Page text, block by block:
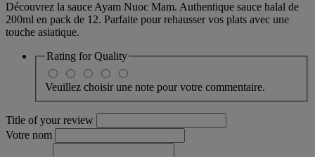
Découvrez la sauce Ayam Nuoc Mam. Authentique sauce halal de
200ml en pack de 12. Parfaite pour rehausser vos plats avec une
touche asiatique.
Rating forQuality
Veuillez choisir une note pour votre commentaire.
Title of your review
Votre nom